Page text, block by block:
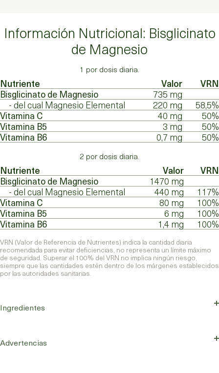
Información Nutricional: Bisglicinato
de Magnesio
1 por dosis diaria.
Nutriente Valor
VRN
Bisglicinato de Magnesio
735 mg
- del cual Magnesio Elemental
220 mg
58,5%
Vitamina C
40 mg
50%
Vitamina B5
3 mg
50%
Vitamina B6
0,7 mg 50%
2 por dosis diaria.
Nutriente Valor
VRN
Bisglicinato de Magnesio
1470 mg
- del cual Magnesio Elemental
440 mg
117%
Vitamina C
80 mg
100%
Vitamina B5
6 mg
100%
Vitamina B6
1,4 mg 100%
VRN (Valor de Referencia de Nutrientes) indica la cantidad diaria
recomendada para evitar deficiencias, no representa un límite máximo
de seguridad. Superar el 100% del VRN no implica ningún riesgo,
siempre que las cantidades estén dentro de los márgenes establecidos
por las autoridades sanitarias.
Ingredientes
microcristalina, Ácido L-Ascórbico (Vitamina C), Ácido pantoténico
(Vitamina B5) y Clorhidrato de piridoxina (Vitamina B6).
Advertencias